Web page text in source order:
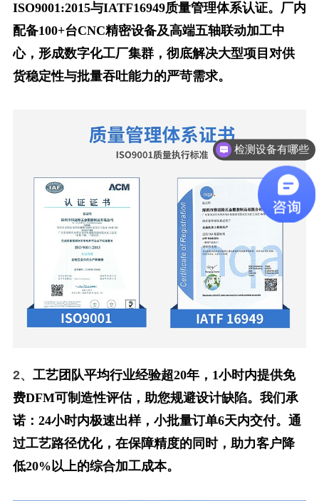
ISO9001:2015与IATF16949质量管理体系认证。厂内
配备100+台CNC精密设备及高端五轴联动加工中
心，形成数字化工厂集群，彻底解决大型项目对供
货稳定性与批量吞吐能力的严苛需求。
2、 工艺团队平均行业经验超20年，1小时内提供免
费DFM可制造性评估，助您规避设计缺陷。我们承
诺：24小时内极速出样，小批量订单6天内交付。通
过工艺路径优化，在保障精度的同时，助力客户降
低20%以上的综合加工成本。
有品质团队吗？